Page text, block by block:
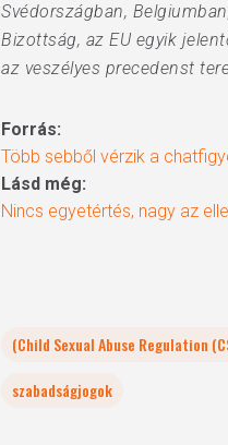
Svédországban,
Bizottság, az EU egyik
az veszélyes precedenst
Forrás:
Több sebből vérzik a
Lásd még:
Nincs egyetértés, nagy az
(Child Sexual Abuse Regulation
szabadságjogok